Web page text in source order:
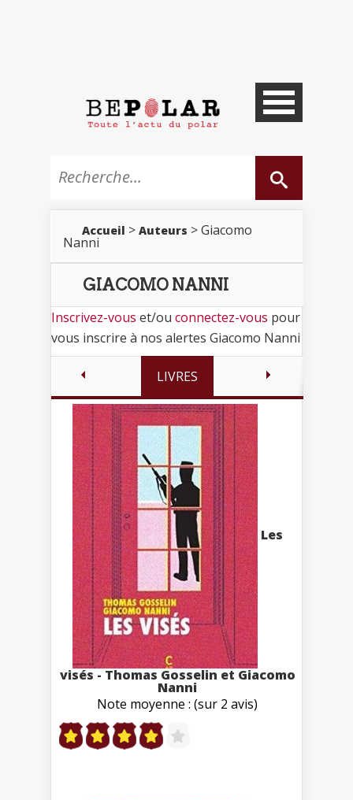
Accueil > Auteurs > Giacomo
Nanni
GIACOMO NANNI
Inscrivez-vous et/ou connectez-vous pour
vous inscrire à nos alertes Giacomo Nanni
LIVRES
Les
visés - Thomas Gosselin et Giacomo
Nanni
Note moyenne : (sur 2 avis)